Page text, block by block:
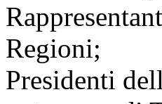
Regioni;
Presidenti